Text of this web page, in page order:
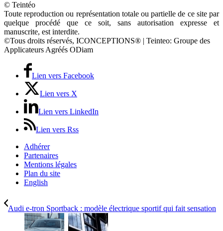
© Teintéo
Toute reproduction ou représentation totale ou partielle de ce site par
quelque procédé que ce soit, sans autorisation expresse et
manuscrite, est interdite.
©Tous droits réservés, ICONCEPTIONS® | Teinteo: Groupe des
Applicateurs Agréés ODiam
Lien vers Facebook
Lien vers X
Lien vers LinkedIn
Lien vers Rss
Adhérer
Partenaires
Mentions légales
Plan du site
English
Audi e-tron Sportback : modèle électrique sportif qui fait sensation